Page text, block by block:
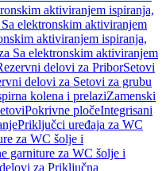
aktiviranjem ispiranja,
elektronskim aktiviranjem
aktiviranjem ispiranja,
Sa elektronskim aktiviranjem
delovi za PriborSetovi
delovi za Setovi za grubu
kolena i prelaziZamenski
Pokrivne pločeIntegrisani
Priključci uređaja za WC
za WC šolje i
garniture za WC šolje i
za Priključna